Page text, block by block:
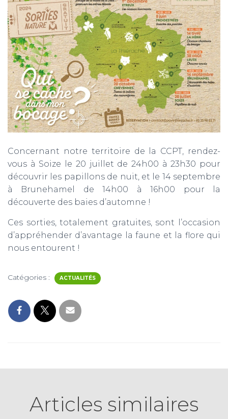
Concernant notre territoire de la CCPT, rendez-
vous à Soize le 20 juillet de 24h00 à 23h30 pour
découvrir les papillons de nuit, et le 14 septembre
à Brunehamel de 14h00 à 16h00 pour la
découverte des baies d’automne !
Ces sorties, totalement gratuites, sont l’occasion
d’appréhender d’avantage la faune et la flore qui
nous entourent !
Catégories : ACTUALITÉS
Articles similaires